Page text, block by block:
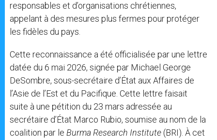
responsables et d’organisations chrétiennes,
appelant à des mesures plus fermes pour protéger
les fidèles du pays.
Cette reconnaissance a été officialisée par une lettre
datée du 6 mai 2026, signée par Michael George
DeSombre, sous-secrétaire d’État aux Affaires de
l’Asie de l’Est et du Pacifique. Cette lettre faisait
suite à une pétition du 23 mars adressée au
secrétaire d’État Marco Rubio, soumise au nom de la
coalition par le Burma Research Institute (BRI). À cet